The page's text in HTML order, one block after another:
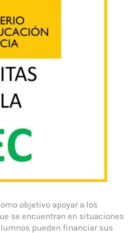
objetivo apoyar a los
se encuentran en situaciones
pueden financiar sus